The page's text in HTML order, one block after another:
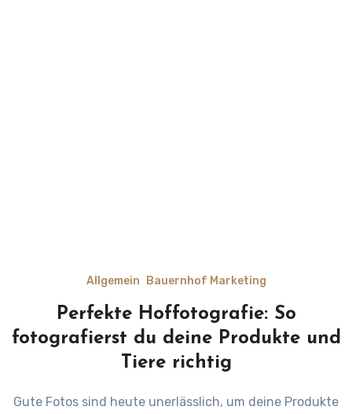
Allgemein Bauernhof Marketing
Perfekte Hoffotografie: So
fotografierst du deine Produkte und
Tiere richtig
Gute Fotos sind heute unerlässlich, um deine Produkte